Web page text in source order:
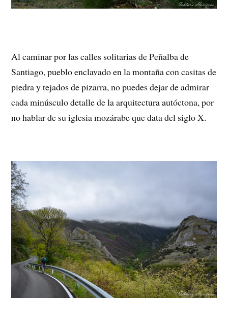
Al caminar por las calles solitarias de Peñalba de
Santiago, pueblo enclavado en la montaña con casitas de
piedra y tejados de pizarra, no puedes dejar de admirar
cada minúsculo detalle de la arquitectura autóctona, por
no hablar de su iglesia mozárabe que data del siglo X.